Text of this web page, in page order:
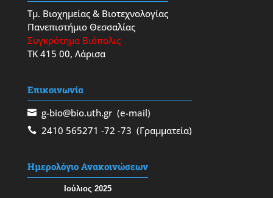
Τμ. Βιοχημείας & Βιοτεχνολογίας
Πανεπιστήμιο Θεσσαλίας
Συγκρότημα Βιόπολις
ΤΚ 415 00, Λάρισα
Επικοινωνία
g-bio@bio.uth.gr(e-mail)
2410 565271 -72 -73 (Γραμματεία)
Ημερολόγιο Ανακοινώσεων
Ιούλιος 2025